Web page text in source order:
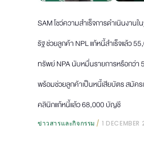
SAM โชว์ความสำเร็จการดำเนินงานใ
รัฐ ช่วยลูกค้า NPL แก้หนี้สำเร็จแล้ว
ทรัพย์ NPA นับหมื่นรายการหรือกว่า
พร้อมช่วยลูกค้าเป็นหนี้เสียบัตร สมัคร
คลินิกแก้หนี้แล้ว 68,000 บัญชี
ข่าวสารและกิจกรรม 1 DECEMBER